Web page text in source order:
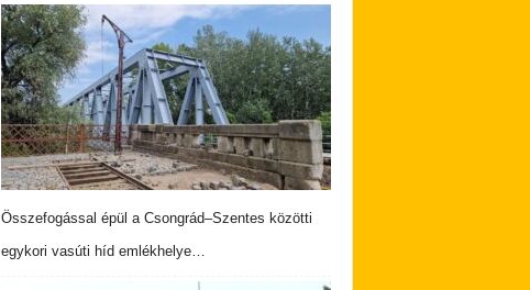
Összefogással épül a Csongrád–Szentes közötti
egykori vasúti híd emlékhelye…